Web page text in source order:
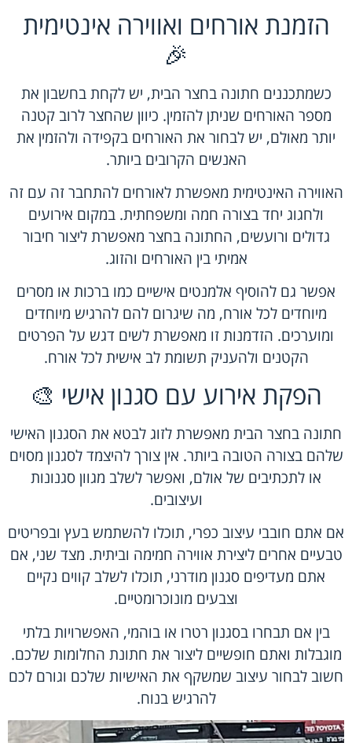
הזמנת אורחים ואווירה אינטימית
🎉
כשמתכננים חתונה בחצר הבית, יש לקחת בחשבון את
מספר האורחים שניתן להזמין. כיוון שהחצר לרוב קטנה
יותר מאולם, יש לבחור את האורחים בקפידה ולהזמין את
האנשים הקרובים ביותר.
האווירה האינטימית מאפשרת לאורחים להתחבר זה עם זה
ולחגוג יחד בצורה חמה ומשפחתית. במקום אירועים
גדולים ורועשים, החתונה בחצר מאפשרת ליצור חיבור
אמיתי בין האורחים והזוג.
אפשר גם להוסיף אלמנטים אישיים כמו ברכות או מסרים
מיוחדים לכל אורח, מה שיגרום להם להרגיש מיוחדים
ומוערכים. הזדמנות זו מאפשרת לשים דגש על הפרטים
הקטנים ולהעניק תשומת לב אישית לכל אורח.
הפקת אירוע עם סגנון אישי 🎨
חתונה בחצר הבית מאפשרת לזוג לבטא את הסגנון האישי
שלהם בצורה הטובה ביותר. אין צורך להיצמד לסגנון מסוים
או לתכתיבים של אולם, ואפשר לשלב מגוון סגנונות
ועיצובים.
אם אתם חובבי עיצוב כפרי, תוכלו להשתמש בעץ ובפריטים
טבעיים אחרים ליצירת אווירה חמימה וביתית. מצד שני, אם
אתם מעדיפים סגנון מודרני, תוכלו לשלב קווים נקיים
וצבעים מונוכרומטיים.
בין אם תבחרו בסגנון רטרו או בוהמי, האפשרויות בלתי
מוגבלות ואתם חופשיים ליצור את חתונת החלומות שלכם.
חשוב לבחור עיצוב שמשקף את האישיות שלכם וגורם לכם
להרגיש בנוח.